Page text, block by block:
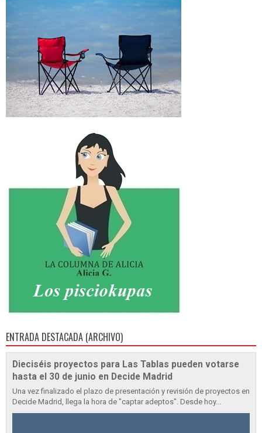
ENTRADA DESTACADA (ARCHIVO)
Dieciséis proyectos para Las Tablas pueden votarse
hasta el 30 de junio en Decide Madrid
Una vez finalizado el plazo de presentación y revisión de proyectos en
Decide Madrid, llega la hora de "captar adeptos". Desde hoy...